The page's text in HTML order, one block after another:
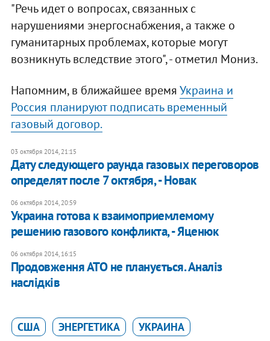
"Речь идет о вопросах, связанных с
нарушениями энергоснабжения, а также о
гуманитарных проблемах, которые могут
возникнуть вследствие этого", - отметил Мониз.
Напомним, в ближайшее времяУкраина и
Россия планируют подписать временный
газовый договор.
03 октября 2014, 21:15
Дату следующего раунда газовых переговоров
определят после 7 октября, - Новак
06 октября 2014, 20:59
Украина готова к взаимоприемлемому
решению газового конфликта, - Яценюк
06 октября 2014, 16:15
Продовження АТО не планується. Аналіз
наслідків
США ЭНЕРГЕТИКА УКРАИНА